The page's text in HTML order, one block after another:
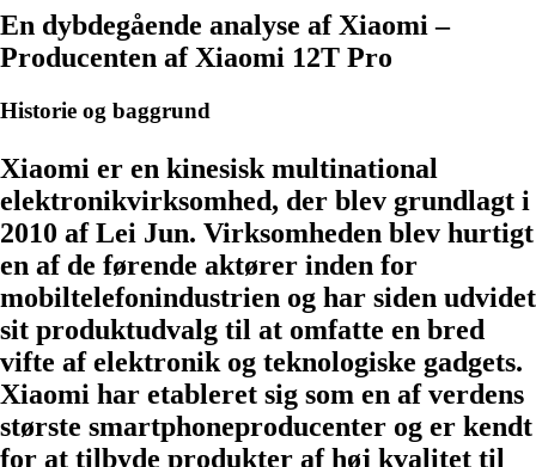
En dybdegående analyse af Xiaomi –
Producenten af Xiaomi 12T Pro
Historie og baggrund
Xiaomi er en kinesisk multinational
elektronikvirksomhed, der blev grundlagt i
2010 af Lei Jun. Virksomheden blev hurtigt
en af de førende aktører inden for
mobiltelefonindustrien og har siden udvidet
sit produktudvalg til at omfatte en bred
vifte af elektronik og teknologiske gadgets.
Xiaomi har etableret sig som en af verdens
største smartphoneproducenter og er kendt
for at tilbyde produkter af høj kvalitet til